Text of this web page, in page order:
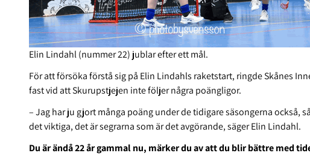
Elin Lindahl (nummer 22) jublar efter ett mål.
För att försöka förstå sig på Elin Lindahls raketstart, ringde Skånes
fast vid att Skurupstjejen inte följer några poängligor.
– Jag har ju gjort många poäng under de tidigare säsongerna också,
det viktiga, det är segrarna som är det avgörande, säger Elin Lindahl.
Du är ändå 22 år gammal nu, märker du av att du blir bättre med